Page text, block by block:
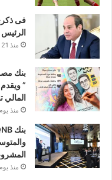
فى
منذ 21 ساعة
بنك
”
منذ
منذ